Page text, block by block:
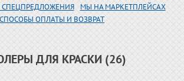
СПЕЦПРЕДЛОЖЕНИЯ
МЫ НА МАРКЕТПЛЕЙСАХ
СПОСОБЫ ОПЛАТЫ И ВОЗВРАТ
ДЛЯ КРАСКИ (26)